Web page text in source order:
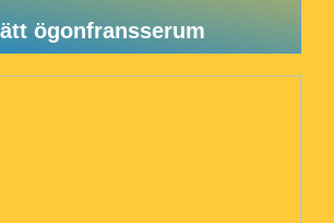
ögonfransserum